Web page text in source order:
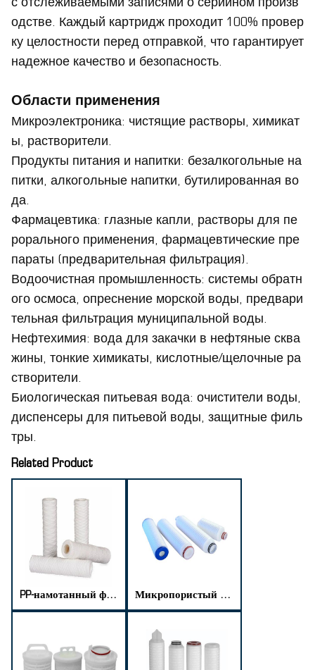
с отслеживаемыми записями о серийном произв
одстве. Каждый картридж проходит 100% провер
ку целостности перед отправкой, что гарантирует
надежное качество и безопасность.
Области применения
Микроэлектроника: чистящие растворы, химикат
ы, растворители.
Продукты питания и напитки: безалкогольные на
питки, алкогольные напитки, бутилированная во
да.
Фармацевтика: глазные капли, растворы для пе
рорального применения, фармацевтические пре
параты (предварительная фильтрация).
Водоочистная промышленность: системы обратн
ого осмоса, опреснение морской воды, предвари
тельная фильтрация муниципальной воды.
Нефтехимия: вода для закачки в нефтяные сква
жины, тонкие химикаты, кислотные/щелочные ра
створители.
Биологическая питьевая вода: очистители воды,
диспенсеры для питьевой воды, защитные филь
тры.
Related Product
PP-намотанный фильтрующий картридж Микропористый гофрированный фильтрующий картридж из полипропилена